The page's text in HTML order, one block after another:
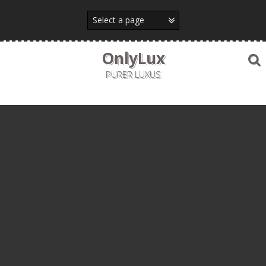
OnlyLux
PURER LUXUS